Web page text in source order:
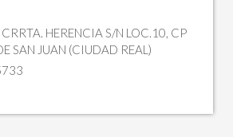
HERENCIA S/N LOC.10, CP
SAN JUAN (CIUDAD REAL)